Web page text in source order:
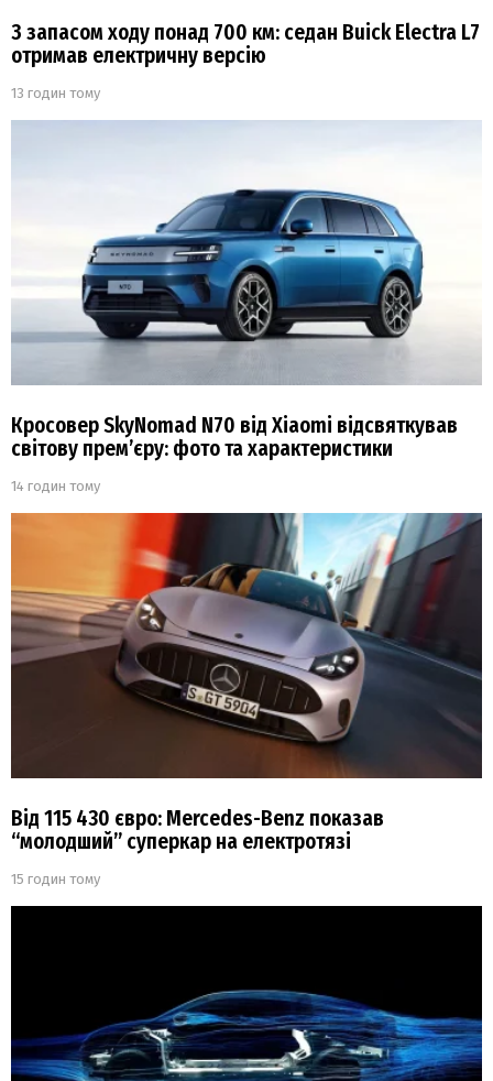
З запасом ходу понад 700 км: седан Buick Electra L7
отримав електричну версію
13 годин тому
Кросовер SkyNomad N70 від Xiaomi відсвяткував
світову прем’єру: фото та характеристики
14 годин тому
Від 115 430 євро: Mercedes-Benz показав
“молодший” суперкар на електротязі
15 годин тому